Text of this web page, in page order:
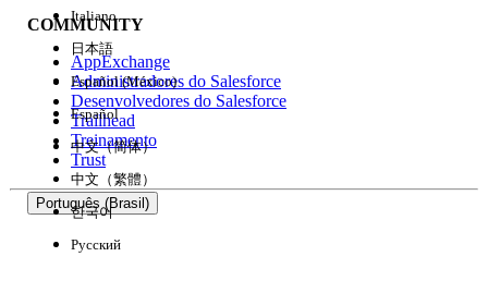
Experiência
COMMUNITY
AppExchange
Administradores do Salesforce
Desenvolvedores do Salesforce
Trailhead
Treinamento
Trust
Português (Brasil)
Italiano
日本語
Español (México)
Español
中文（简体）
中文（繁體）
한국어
Русский